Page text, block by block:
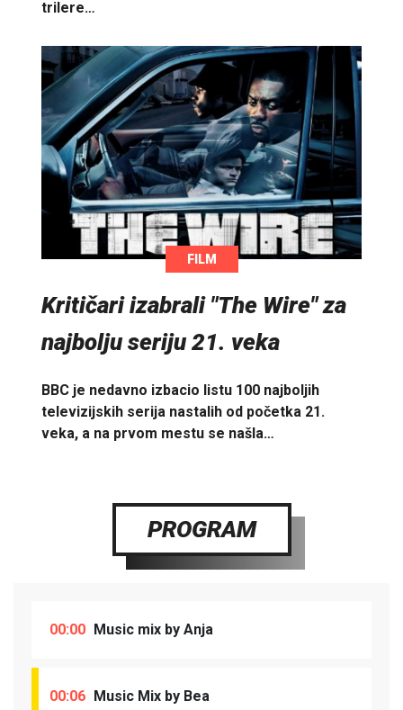
trilere…
FILM
Kritičari izabrali "The Wire" za
najbolju seriju 21. veka
BBC je nedavno izbacio listu 100 najboljih
televizijskih serija nastalih od početka 21.
veka, a na prvom mestu se našla…
PROGRAM
00:00 Music mix by Anja
00:06 Music Mix by Bea